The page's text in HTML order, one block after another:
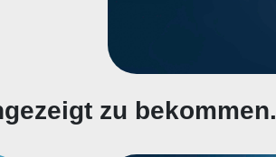
zu bekommen.